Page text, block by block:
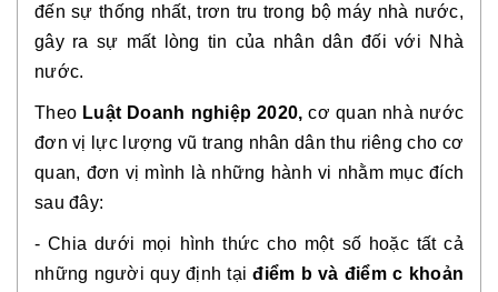
đến sự thống nhất, trơn tru trong bộ máy nhà nước,
gây ra sự mất lòng tin của nhân dân đối với Nhà
nước.
Theo Luật Doanh nghiệp 2020,cơ quan nhà nước
đơn vị lực lượng vũ trang nhân dân thu riêng cho cơ
quan, đơn vị mình là những hành vi nhằm mục đích
sau đây:
- Chia dưới mọi hình thức cho một số hoặc tất cả
những người quy định tạiđiểm b và điểm c khoản